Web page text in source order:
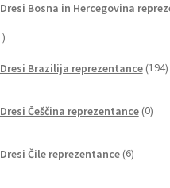
Dresi Bosna in Hercegovina
15
Dresi Brazilija reprezentance 194
Dresi Češčina reprezentance 0
Dresi Čile reprezentance 6izdelkov